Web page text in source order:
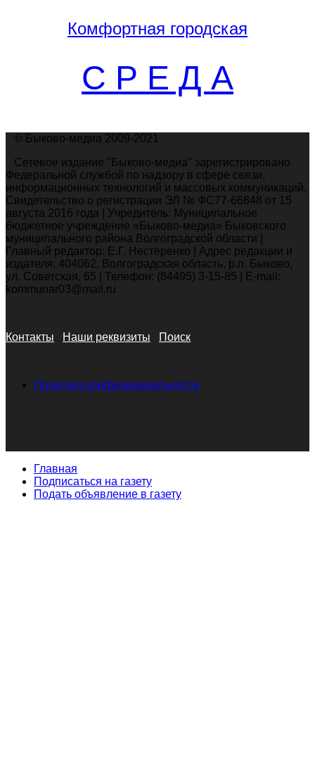
Комфортная городская
С Р Е Д А
© Быково-медиа 2009-2021
Сетевое издание "Быково-медиа" зарегистрировано
Федеральной службой по надзору в сфере связи,
информационных технологий и массовых коммуникаций.
Свидетельство о регистрации ЭЛ № ФС77-66848 от 15
августа 2016 года | Учредитель: Муниципальное
бюджетное учреждение «Быково-медиа» Быковского
муниципального района Волгоградской области |
Главный редактор: Е.Г. Нестеренко | Адрес редакции и
издателя: 404062, Волгоградская область, р.п. Быково,
ул. Советская, 65 | Телефон: (84495) 3-15-85 | E-mail:
kommunar03@mail.ru
Контакты Наши реквизиты Поиск
Политика конфиденциальности
Главная
Подписаться на газету
Подать объявление в газету